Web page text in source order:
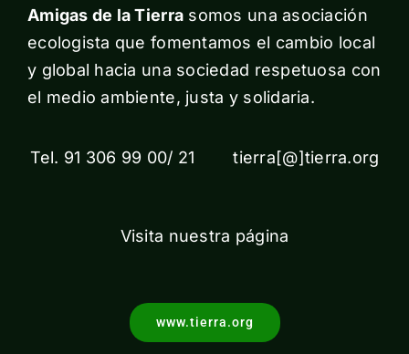
Amigas de la Tierra somos una asociación
ecologista que fomentamos el cambio local
y global hacia una sociedad respetuosa con
el medio ambiente, justa y solidaria.
Tel. 91 306 99 00/ 21 tierra[@]tierra.org
Visita nuestra página
www.tierra.org